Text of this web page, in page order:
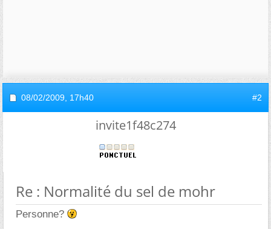
08/02/2009, 17h40 #2
invite1f48c274
Re : Normalité du sel de mohr
Personne?